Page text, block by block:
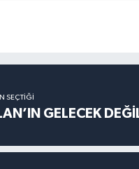
SEÇTIĞI
GELECEK